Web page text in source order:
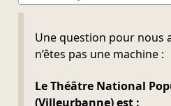
Une question pour nous
n’êtes pas une machine :
Le Théâtre National
(Villeurbanne) est :
Ne pas remplir